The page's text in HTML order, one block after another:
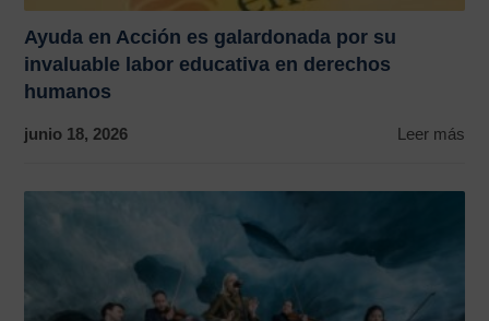
Ayuda en Acción es galardonada por su
invaluable labor educativa en derechos
humanos
junio 18, 2026 Leer más